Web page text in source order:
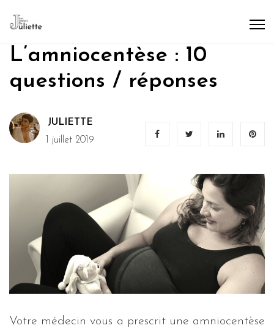
L’amniocentèse : 10
questions / réponses
JULIETTE
1 juillet 2019
Votre médecin vous a prescrit une amniocentèse